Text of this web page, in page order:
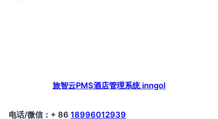
旅智云PMS酒店管理系统 inngol
电话/微信：+ 86 18996012939